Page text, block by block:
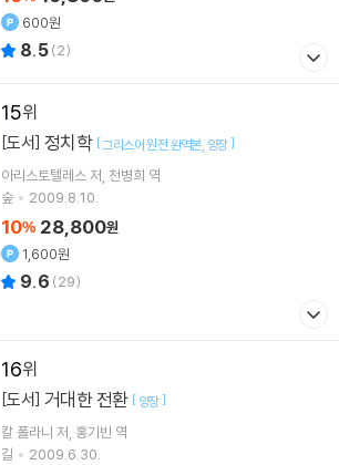
600원
8.5(2)
15
[도서] 정치학 [그리스어 원전 완역본 양장]
아리스토텔레스 저 천병희 역
숲
2009.8.10.
10% 28,800원
1,600원
9.6 (29)
16
[도서] 거대한 전환 [ 양장]
칼 폴라니 저 홍기빈 역
길
2009.6.30.